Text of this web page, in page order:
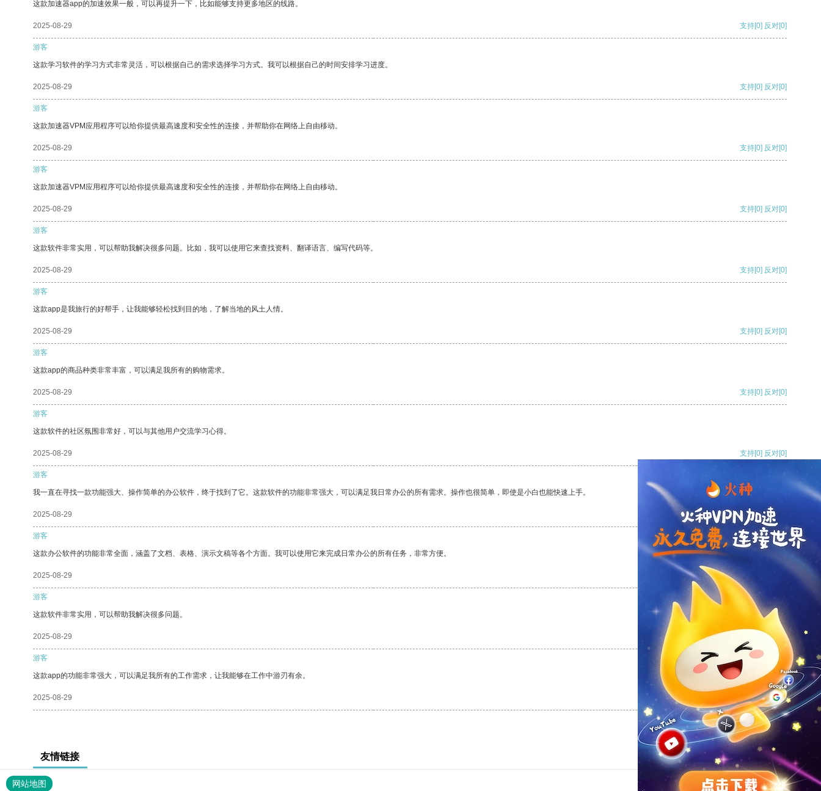
这款加速器app的加速效果一般，可以再提升一下，比如能够支持更多地区的线路。
2025-08-29 支持[0] 反对[0]
游客
这款学习软件的学习方式非常灵活，可以根据自己的需求选择学习方式。我可以根据自己的时间安排学习进度。
2025-08-29 支持[0] 反对[0]
游客
这款加速器VPM应用程序可以给你提供最高速度和安全性的连接，并帮助你在网络上自由移动。
2025-08-29 支持[0] 反对[0]
游客
这款加速器VPM应用程序可以给你提供最高速度和安全性的连接，并帮助你在网络上自由移动。
2025-08-29 支持[0] 反对[0]
游客
这款软件非常实用，可以帮助我解决很多问题。比如，我可以使用它来查找资料、翻译语言、编写代码等。
2025-08-29 支持[0] 反对[0]
游客
这款app是我旅行的好帮手，让我能够轻松找到目的地，了解当地的风土人情。
2025-08-29 支持[0] 反对[0]
游客
这款app的商品种类非常丰富，可以满足我所有的购物需求。
2025-08-29 支持[0] 反对[0]
游客
这款软件的社区氛围非常好，可以与其他用户交流学习心得。
2025-08-29 支持[0] 反对[0]
游客
我一直在寻找一款功能强大、操作简单的办公软件，终于找到了它。这款软件的功能非常强大，可以满足我日常办公的所有需求。操作也很简单，即使是小白也能快速上手。
2025-08-29 支持[0] 反对
游客
这款办公软件的功能非常全面，涵盖了文档、表格、演示文稿等各个方面。我可以使用它来完成日常办公的所有任务，非常方便。
2025-08-29 支持
游客
这款软件非常实用，可以帮助我解决很多问题。
2025-08-29 反对 [0]
游客
这款app的功能非常强大，可以满足我所有的工作需求，让我能够在工作中游刃有余。
2025-08-29 支持[0] 反对[0]
友情链接
网站地图